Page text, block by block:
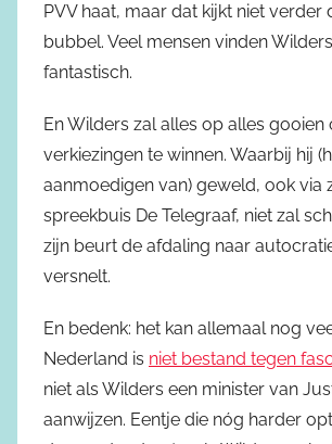
PVV haat, maar dat kijkt niet verder
bubbel. Veel mensen vinden
fantastisch.
En Wilders zal alles op alles gooien
verkiezingen te winnen. Waarbij hij
aanmoedigen van) geweld, ook via
spreekbuis De Telegraaf, niet zal
zijn beurt de afdaling naar
versnelt.
En bedenk: het kan allemaal nog
Nederland is niet bestand tegen
niet als Wilders een minister van
aanwijzen. Eentje die nóg harder